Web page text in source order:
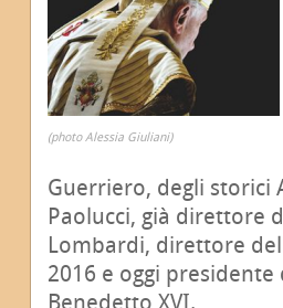
(photo Alessia Giuliani)
Guerriero, degli storici
Paolucci, già direttore
Lombardi, direttore
2016 e oggi presidente
Benedetto XVI.